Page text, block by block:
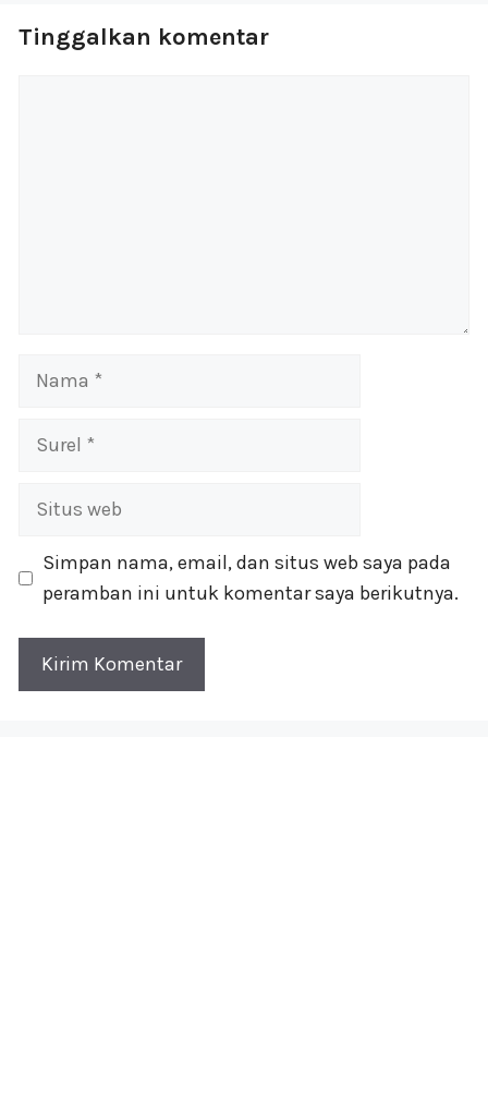
Tinggalkan komentar
Nama
Surel
Situs
Simpan nama, email, dan situs web saya pada
peramban ini untuk komentar saya berikutnya.